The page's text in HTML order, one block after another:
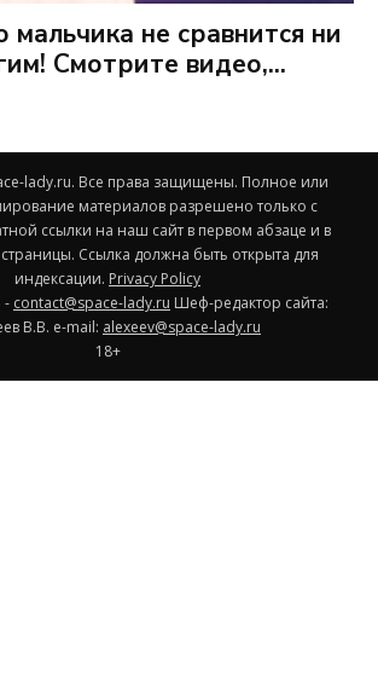
мальчика не сравнится ни
Смотрите видео,...
lady.ru. Все права защищены. Полное или
материалов разрешено только с
ссылки на наш сайт в первом абзаце и в
Ссылка должна быть открыта для
индексации. Privacy Policy
- contact@space-lady.ru Шеф-редактор сайта:
В.В. e-mail: alexeev@space-lady.ru
18+